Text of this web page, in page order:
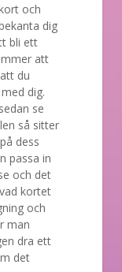
och
dig
bli ett
att
du
dig.
se
så sitter
dess
passa in
och det
kortet
och
man
dra ett
det